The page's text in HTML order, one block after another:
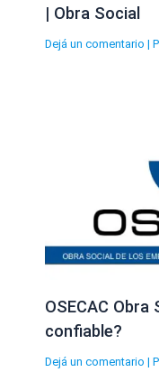
| Obra Social
Dejá un comentario |
OSECAC Obra
confiable?
Dejá un comentario |